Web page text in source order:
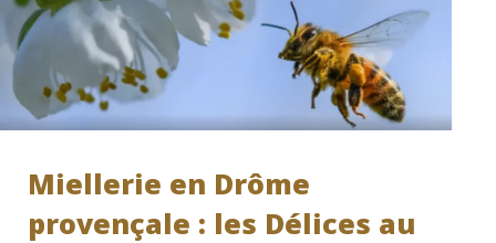
Miellerie en Drôme
provençale : les Délices au